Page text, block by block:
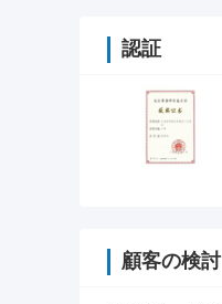
認証
顧客の検討